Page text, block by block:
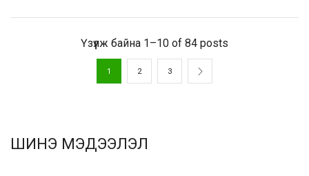
Үзүүлж байна 1–10 of 84 posts
1 2 3
ШИНЭ МЭДЭЭЛЭЛ